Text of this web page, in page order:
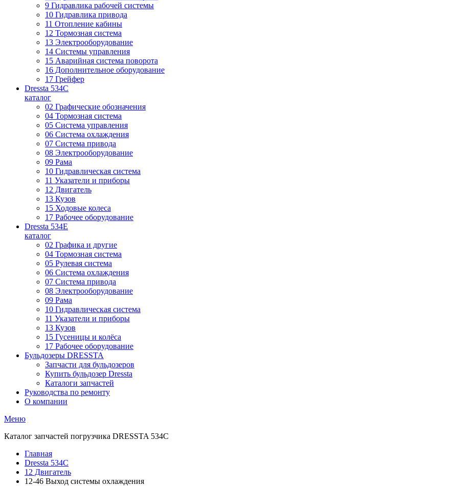
9 Гидравлика рабочей системы
10 Гидравлика привода
11 Отопление кабины
12 Тормозная система
13 Электрооборудование
14 Системы управления
15 Аварийная система поворота
16 Дополнительное оборудование
17 Грейфер
Dressta 534C
каталог
02 Графические обозначения
04 Тормозная система
05 Система управления
06 Система охлаждения
07 Система привода
08 Электрооборудование
09 Рама
10 Гидравлическая система
11 Указатели и приборы
12 Двигатель
13 Кузов
15 Ходовые колеса
17 Рабочее оборудование
Dressta 534E
каталог
02 Графика и другие
04 Тормозная система
05 Рулевая система
06 Система охлаждения
07 Система привода
08 Электрооборудование
09 Рама
10 Гидравлическая система
11 Указатели и приборы
13 Кузов
15 Гусеницы и колёса
17 Рабочее оборудование
Бульдозеры DRESSTA
Запчасти для бульдозеров
Купить бульдозер Dressta
Каталоги запчастей
Руководства по ремонту
О компании
Меню
Каталог запчастей погрузчика DRESSTA 534C
Главная
Dressta 534C
12 Двигатель
12-46 Выход системы охлаждения